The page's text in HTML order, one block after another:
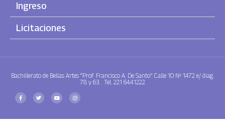
Ingreso
Licitaciones
Bachillerato de Bellas Artes “Prof. Francisco A. De Santo”. Calle 10 Nº 1472 e/ diag.
78 y 63. . Tel. 221 6441222